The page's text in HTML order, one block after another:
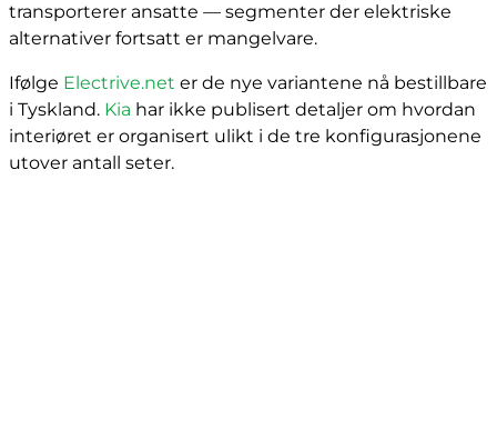
transporterer ansatte — segmenter der elektriske
alternativer fortsatt er mangelvare.
Ifølge Electrive.net er de nye variantene nå bestillbare
i Tyskland. Kia har ikke publisert detaljer om hvordan
interiøret er organisert ulikt i de tre konfigurasjonene
utover antall seter.